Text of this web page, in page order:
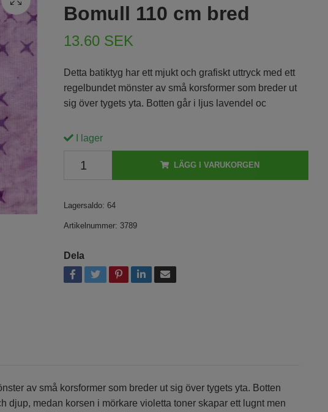
Bomull 110 cm bred
13.60 SEK
Detta batiktyg har ett mjukt och grafiskt uttryck med ett
regelbundet mönster av små korsformer som breder ut
sig över tygets yta. Botten går i ljus lavendel oc
I lager
LÄGG I VARUKORGEN
Lagersaldo: 64
Artikelnummer: 3789
Dela
av små korsformer som breder ut sig över tygets yta. Botten
djup, medan korsen i mörkare violetta toner skapar ett lugnt men